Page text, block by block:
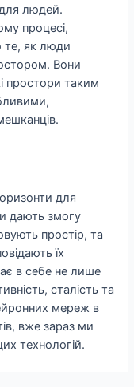
людей.
процесі,
те, як люди
Вони
простори таким
для
дають змогу
простір, та
їх
в себе не лише
сталість та
мереж в
вже зараз ми
технологій.